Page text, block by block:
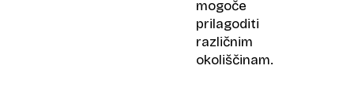
mogoče
prilagoditi
različnim
okoliščinam.